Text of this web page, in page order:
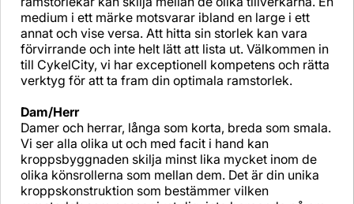
medium i ett märke motsvarar ibland en large i ett
annat och vise versa. Att hitta sin storlek kan vara
förvirrande och inte helt lätt att lista ut. Välkommen in
till CykelCity, vi har exceptionell kompetens och rätta
verktyg för att ta fram din optimala ramstorlek.
Dam/Herr
Damer och herrar, långa som korta, breda som smala.
Vi ser alla olika ut och med facit i hand kan
kroppsbyggnaden skilja minst lika mycket inom de
olika könsrollerna som mellan dem. Det är din unika
kroppskonstruktion som bestämmer vilken